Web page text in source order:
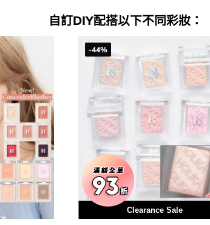
自訂DIY配搭以下不同彩妝：
-44%
Clearance Sale